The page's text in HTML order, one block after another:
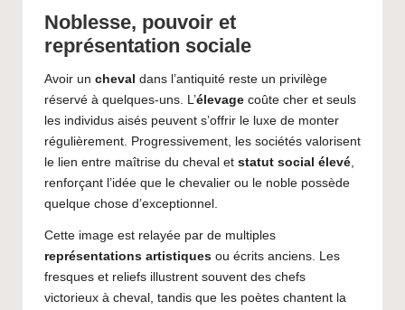
Noblesse, pouvoir et
représentation sociale
Avoir un cheval dans l’antiquité reste un privilège
réservé à quelques-uns. L’élevage coûte cher et seuls
les individus aisés peuvent s’offrir le luxe de monter
régulièrement. Progressivement, les sociétés valorisent
le lien entre maîtrise du cheval et statut social élevé
renforçant l’idée que le chevalier ou le noble possède
quelque chose d’exceptionnel.
Cette image est relayée par de multiples
représentations artistiques ou écrits anciens. Les
fresques et reliefs illustrent souvent des chefs
victorieux à cheval, tandis que les poètes chantent la